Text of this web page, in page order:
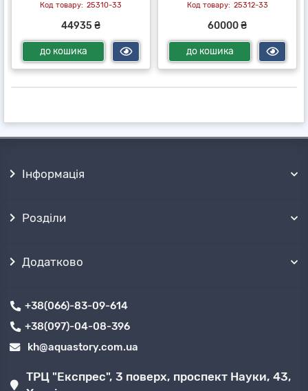
25310-33
44935 ₴
до кошика
25312-33
60000 ₴
до кошика
Інформація
Розділи
Додатково
+38(066)-83-09-614
+38(097)-04-08-396
kh@aquastory.com.ua
ТРЦ "Експрес", 3 поверх, проспект Науки, 43,